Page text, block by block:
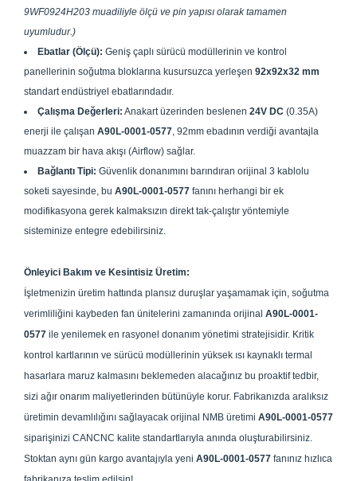
9WF0924H203 muadiliyle ölçü ve pin yapısı olarak tamamen
uyumludur.)
Ebatlar (Ölçü): Geniş çaplı sürücü modüllerinin ve kontrol
panellerinin soğutma bloklarına kusursuzca yerleşen 92x92x32 mm
standart endüstriyel ebatlarındadır.
Çalışma Değerleri: Anakart üzerinden beslenen 24V DC (0.35A)
enerji ile çalışan A90L-0001-0577, 92mm ebadının verdiği avantajla
muazzam bir hava akışı (Airflow) sağlar.
Bağlantı Tipi: Güvenlik donanımını barındıran orijinal 3 kablolu
soketi sayesinde, bu A90L-0001-0577 fanını herhangi bir ek
modifikasyona gerek kalmaksızın direkt tak-çalıştır yöntemiyle
sisteminize entegre edebilirsiniz.
Önleyici Bakım ve Kesintisiz Üretim:
İşletmenizin üretim hattında plansız duruşlar yaşamamak için, soğutma
verimliliğini kaybeden fan ünitelerini zamanında orijinal A90L-0001-
0577 ile yenilemek en rasyonel donanım yönetimi stratejisidir. Kritik
kontrol kartlarının ve sürücü modüllerinin yüksek ısı kaynaklı termal
hasarlara maruz kalmasını beklemeden alacağınız bu proaktif tedbir,
sizi ağır onarım maliyetlerinden bütünüyle korur. Fabrikanızda aralıksız
üretimin devamlılığını sağlayacak orijinal NMB üretimi A90L-0001-0577
siparişinizi CANCNC kalite standartlarıyla anında oluşturabilirsiniz.
Stoktan aynı gün kargo avantajıyla yeni A90L-0001-0577 fanınız hızlıca